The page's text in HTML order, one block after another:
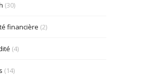
(30)
financière (2)
(4)
(14)